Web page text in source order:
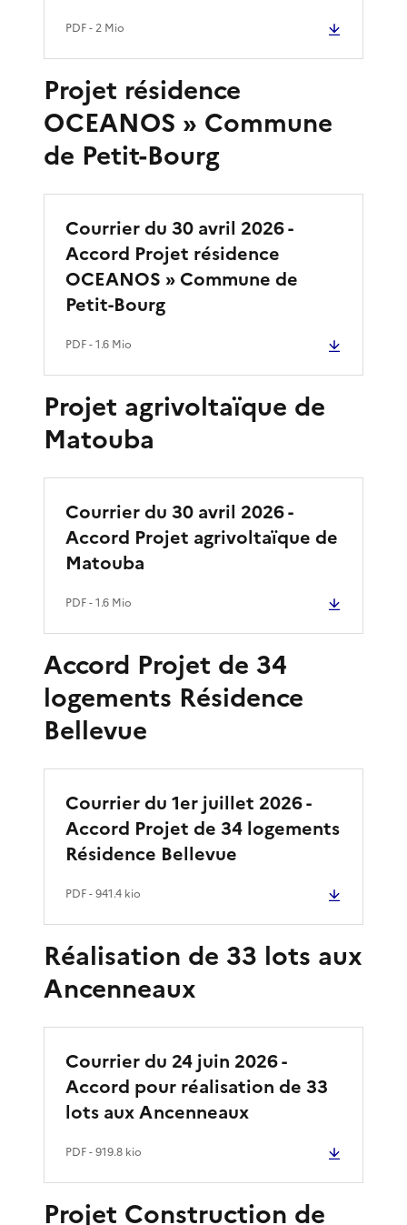
PDF- 2 Mio
Projet résidence
OCEANOS » Commune
de Petit-Bourg
Courrier du 30 avril 2026 -
Accord Projet résidence
OCEANOS » Commune de
Petit-Bourg
PDF- 1.6 Mio
Projet agrivoltaïque de
Matouba
Courrier du 30 avril 2026 -
Accord Projet agrivoltaïque de
Matouba
PDF- 1.6 Mio
Accord Projet de 34
logements Résidence
Bellevue
Courrier du 1er juillet 2026 -
Accord Projet de 34 logements
Résidence Bellevue
PDF- 941.4 kio
Réalisation de 33 lots aux
Ancenneaux
Courrier du 24 juin 2026 -
Accord pour réalisation de 33
lots aux Ancenneaux
PDF- 919.8 kio
Projet Construction de